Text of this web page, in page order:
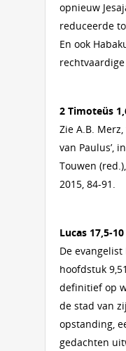
opnieuw
reduceerde
En ook
2 Timoteüs
Zie A.B.
van Paulus’,
Touwen
2015, 84-91.
Lucas 17,5-10
De evangelist
hoofdstuk
definitief op
de stad van
opstanding,
gedachten